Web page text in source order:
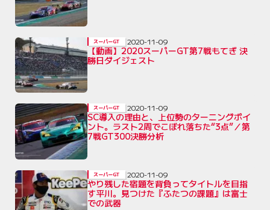
【動画】2020スーパーGT第7戦もてぎ 決
勝日ダイジェスト
スーパーGT 2020-11-09
SC導入の理由と、上位勢のターニングポイ
ント。ラスト2周でこぼれ落ちた“3点”／第
7戦GT300決勝分析
スーパーGT 2020-11-09
やり残した宿題を背負ってタイトルを目指
す平川。見つけた『ふたつの課題』は富士
での武器
スーパーGT 2020-11-09